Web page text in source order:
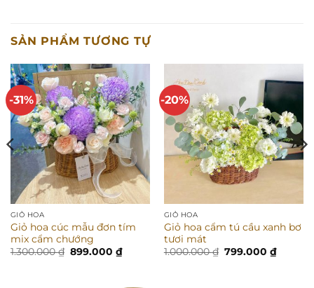
SẢN PHẨM TƯƠNG TỰ
-31%
GIỎ HOA
Giỏ hoa cúc mẫu đơn tím
mix cẩm chướng
1.300.000₫ Giá
899.000 ₫Giá
hiện
-20%
GIỎ HOA
Giỏ hoa cẩm tú cầu xanh bơ
tươi mát
1.000.000₫ Giá
799.000 ₫Giá
hiện